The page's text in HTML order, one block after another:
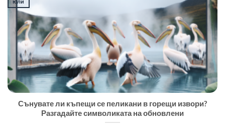
Сънувате ли къпещи се пеликани в горещи извори?
Разгадайте символиката на обновлени